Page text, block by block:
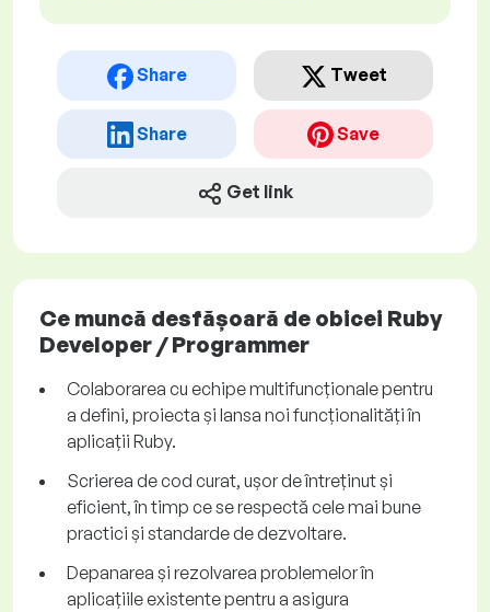
Share Tweet
Share Save
Get link
Ce muncă desfășoară de obicei Ruby
Developer / Programmer
Colaborarea cu echipe multifuncționale pentru
a defini, proiecta și lansa noi funcționalități în
aplicații Ruby.
Scrierea de cod curat, ușor de întreținut și
eficient, în timp ce se respectă cele mai bune
practici și standarde de dezvoltare.
Depanarea și rezolvarea problemelor în
aplicațiile existente pentru a asigura